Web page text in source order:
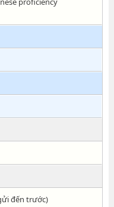
đến trước)